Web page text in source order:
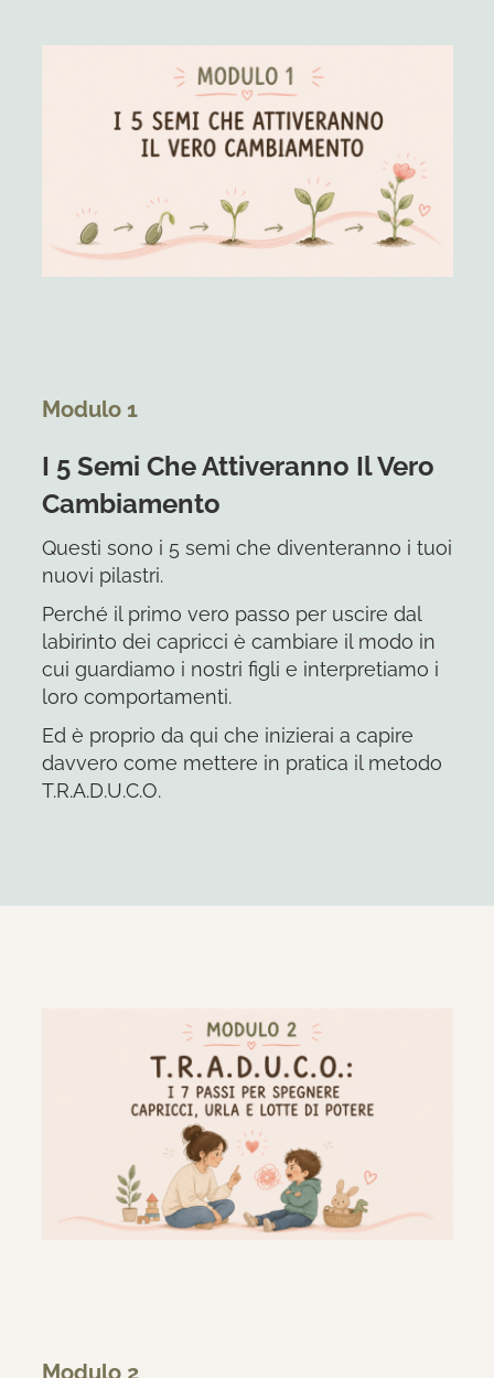
Modulo 1
I 5 Semi Che Attiveranno Il Vero
Cambiamento
Questi sono i 5 semi che diventeranno i tuoi
nuovi pilastri.
Perché il primo vero passo per uscire dal
labirinto dei capricci è cambiare il modo in
cui guardiamo i nostri figli e interpretiamo i
loro comportamenti.
Ed è proprio da qui che inizierai a capire
davvero come mettere in pratica il metodo
T.R.A.D.U.C.O.
Modulo 2